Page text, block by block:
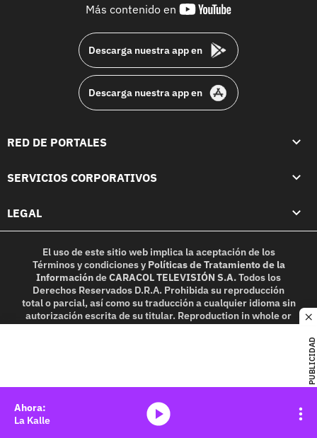
PUBLICIDAD
Más contenido en
youtube-
Descarga nuestra app en
Descarga nuestra app en
RED DE PORTALES
SERVICIOS CORPORATIVOS
LEGAL
El uso de este sitio web implica la aceptación de los
Términos y condicionesy Políticas de Tratamiento de la
InformacióndeCARACOL TELEVISIÓN S.A.Todos los
Derechos Reservados D.R.A. Prohibida su reproducción
total o parcial, así como su traducción a cualquier idioma sin
autorización escrita de su titular. Reproduction in whole or
in part, or translation without written permission is
La Kalle